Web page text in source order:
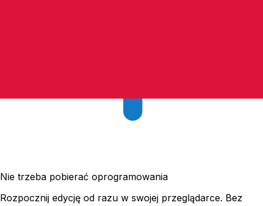
Nie trzeba pobierać oprogramowania
Rozpocznij edycję od razu w swojej przeglądarce. Bez